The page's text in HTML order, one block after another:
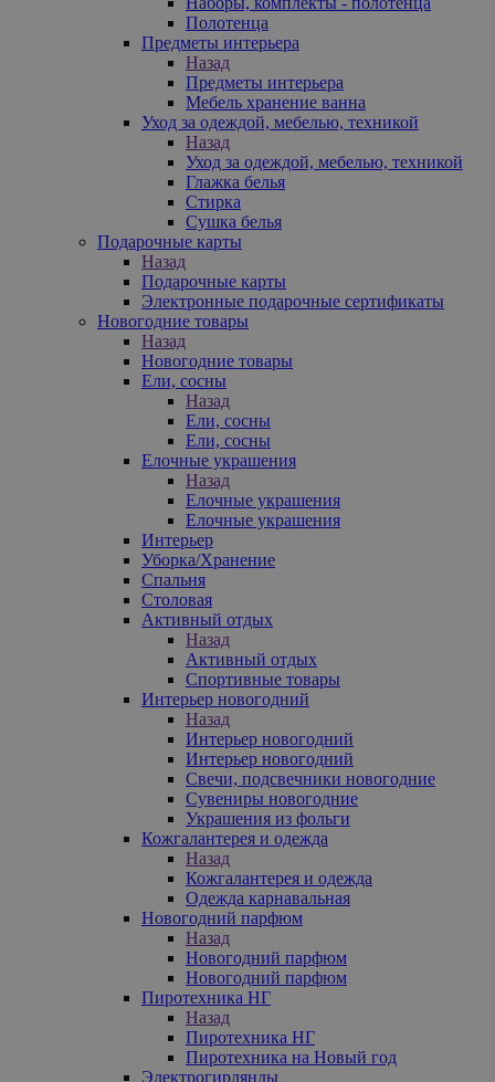
Полотенца
Предметы интерьера
Назад
Предметы интерьера
Мебель хранение ванна
Уход за одеждой, мебелью, техникой
Назад
Уход за одеждой, мебелью, техникой
Глажка белья
Стирка
Сушка белья
Подарочные карты
Назад
Подарочные карты
Электронные подарочные сертификаты
Новогодние товары
Назад
Новогодние товары
Ели, сосны
Назад
Ели, сосны
Ели, сосны
Елочные украшения
Назад
Елочные украшения
Елочные украшения
Интерьер
Уборка/Хранение
Спальня
Столовая
Активный отдых
Назад
Активный отдых
Спортивные товары
Интерьер новогодний
Назад
Интерьер новогодний
Интерьер новогодний
Свечи, подсвечники новогодние
Сувениры новогодние
Украшения из фольги
Кожгалантерея и одежда
Назад
Кожгалантерея и одежда
Одежда карнавальная
Новогодний парфюм
Назад
Новогодний парфюм
Новогодний парфюм
Пиротехника НГ
Назад
Пиротехника НГ
Пиротехника на Новый год
Электрогирлянды